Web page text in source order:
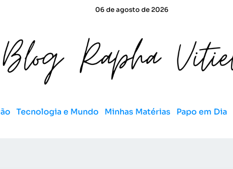
06 de agosto de 2026
Tecnologia e Mundo Minhas Matérias Papo em Dia